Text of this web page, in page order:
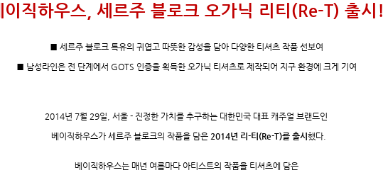
이직하우스, 세르주 블로크 오가닉 리티(Re-T) 출시!
■ 세르주 블로크 특유의 귀엽고 따뜻한 감성을 담아 다양한 티셔츠 작품 선보여
■ 남성라인은 전 단계에서 GOTS 인증을 획득한 오가닉 티셔츠로 제작되어 지구 환경에 크게 기여
2014년 7월 29일, 서울 - 진정한 가치를 추구하는 대한민국 대표 캐주얼 브랜드인
베이직하우스가 세르주 블로크의 작품을 담은 2014년 리-티(Re-T)를 출시 했다.
베이직하우스는 매년 여름마다 아티스트의 작품을 티셔츠에 담은